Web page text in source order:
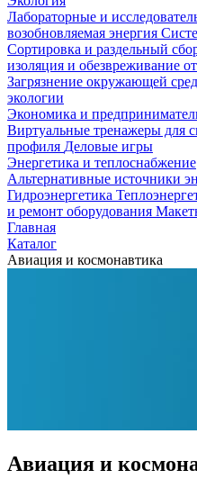
Лабораторные и
возобновляемая энергия
Сортировка и раздельный
изоляция и обезвреживание
Загрязнение окружающей
экологии
Экономика и
Виртуальные тренажеры для
профиля Деловые игры
Энергетика и теплоснабжение
Альтернативные источники
Гидроэнергетика
и ремонт оборудования
Главная
Каталог
Авиация и космонавтика
Авиация и